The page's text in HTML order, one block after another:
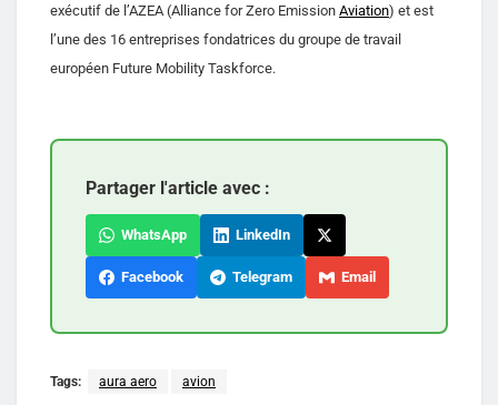
exécutif de l’AZEA (Alliance for Zero Emission Aviation) et est
l’une des 16 entreprises fondatrices du groupe de travail
européen Future Mobility Taskforce.
Partager l'article avec :
WhatsApp LinkedIn
Facebook Telegram Email
Tags: aura aero avion